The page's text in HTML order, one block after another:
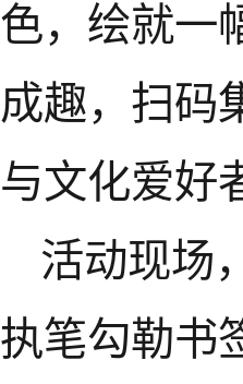
色，绘就一
成趣，扫码
与文化爱好
活动现场
执笔勾勒书